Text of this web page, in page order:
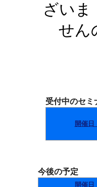
ざいま
せん
受付中のセミ
開催
今後の予定
開催日